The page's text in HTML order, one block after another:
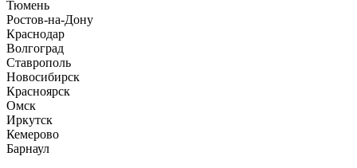
Тюмень
Ростов-на-Дону
Краснодар
Волгоград
Ставрополь
Новосибирск
Красноярск
Омск
Иркутск
Кемерово
Барнаул